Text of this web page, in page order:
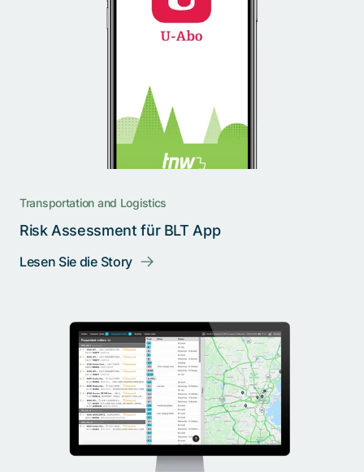
Transportation and Logistics
Risk Assessment für BLT App
Lesen Sie die Story